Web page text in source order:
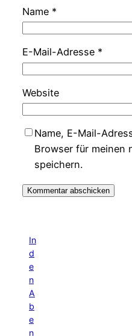
Name *
E-Mail-Adresse *
Website
Name, E-Mail-
Browser für meinen
speichern.
In
d
e
n
A
b
e
n